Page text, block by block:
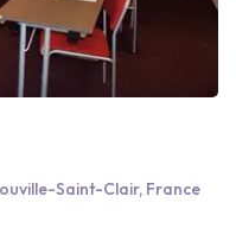
Saint-Clair, France